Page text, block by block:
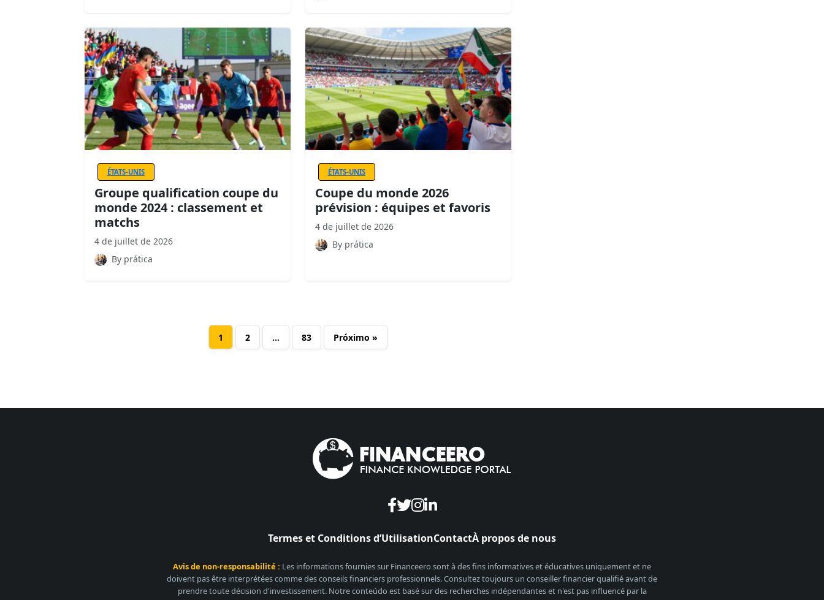
ÉTATS-UNIS
Groupe qualification coupe du
monde 2024 : classement et
matchs
4 de juillet de 2026
By prática
ÉTATS-UNIS
Coupe du monde 2026
prévision : équipes et favoris
4 de juillet de 2026
By prática
1 2 … 83 Próximo »
Termes et Conditions d’UtilisationContactÀ propos de nous
Avis de non-responsabilité : Les informations fournies sur Financeero sont à des fins informatives et éducatives uniquement et ne
doivent pas être interprétées comme des conseils financiers professionnels. Consultez toujours un conseiller financier qualifié avant de
prendre toute décision d'investissement. Notre conteúdo est basé sur des recherches indépendantes et n'est pas influencé par la